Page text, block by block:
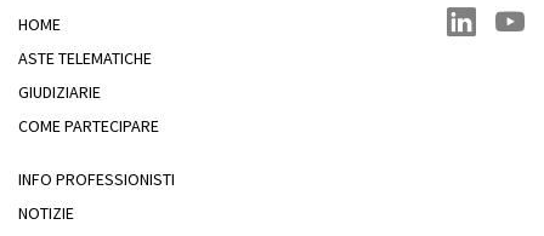
HOME
ASTE TELEMATICHE
GIUDIZIARIE
COME PARTECIPARE
INFO PROFESSIONISTI
NOTIZIE